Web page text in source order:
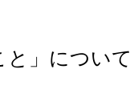
と」につい